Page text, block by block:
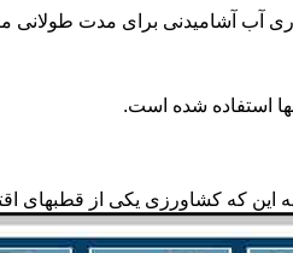
آب آشامیدنی برای مدت طولانی
به این که کشاورزی یکی از